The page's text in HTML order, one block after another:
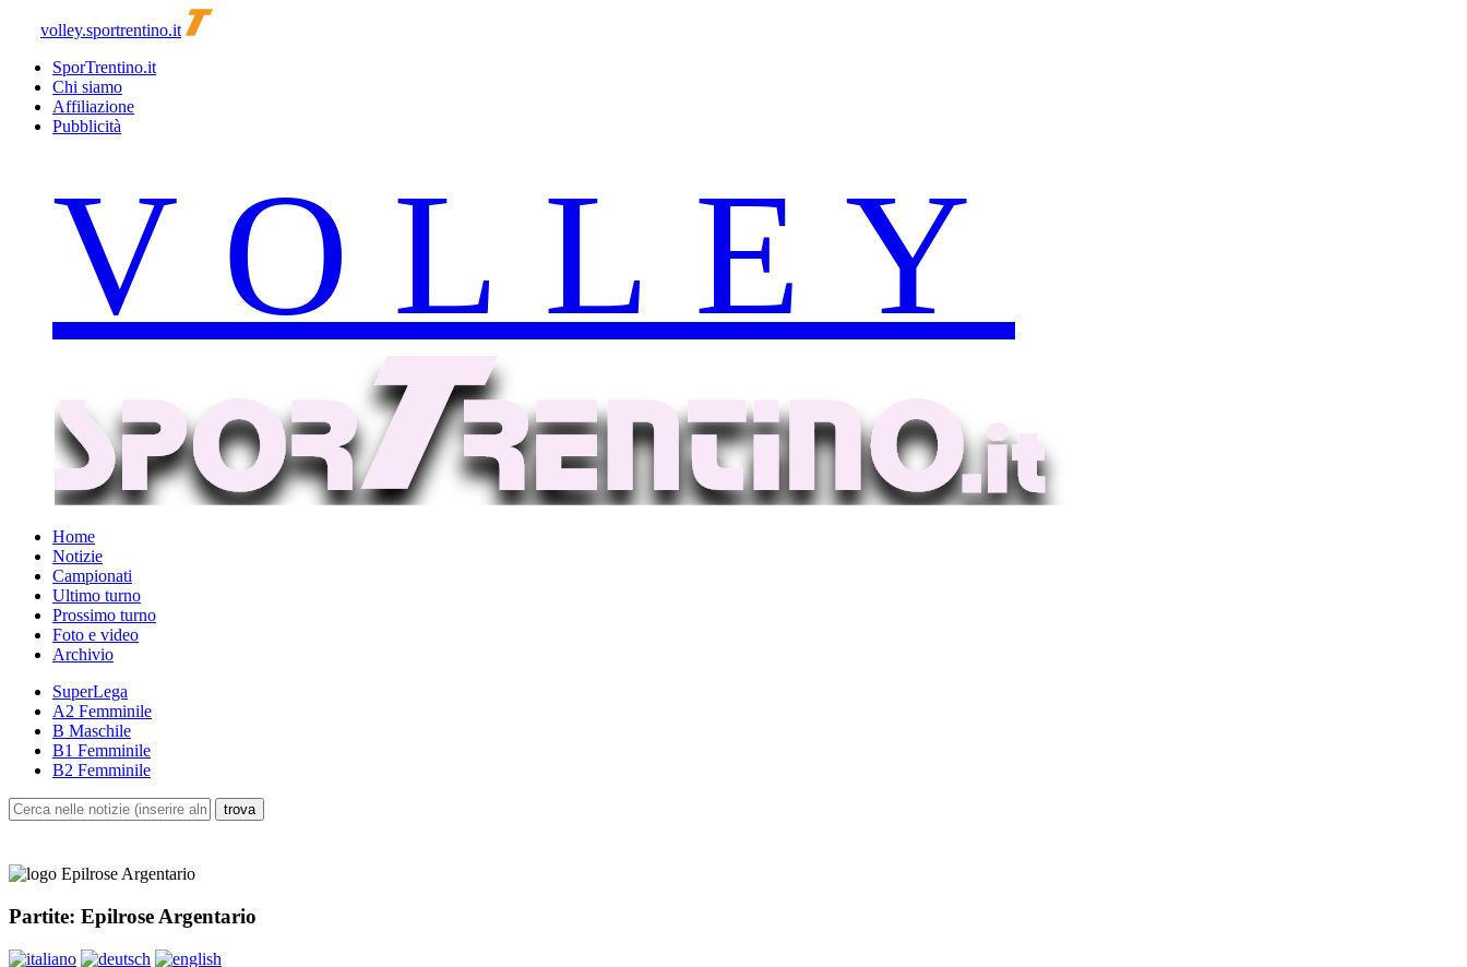
volley.sportrentino.it
SporTrentino.it
Chi siamo
Affiliazione
Pubblicità
Home
Notizie
Campionati
Ultimo turno
Prossimo turno
Foto e video
Archivio
SuperLega
A2 Femminile
B Maschile
B1 Femminile
B2 Femminile
Partite: Epilrose Argentario